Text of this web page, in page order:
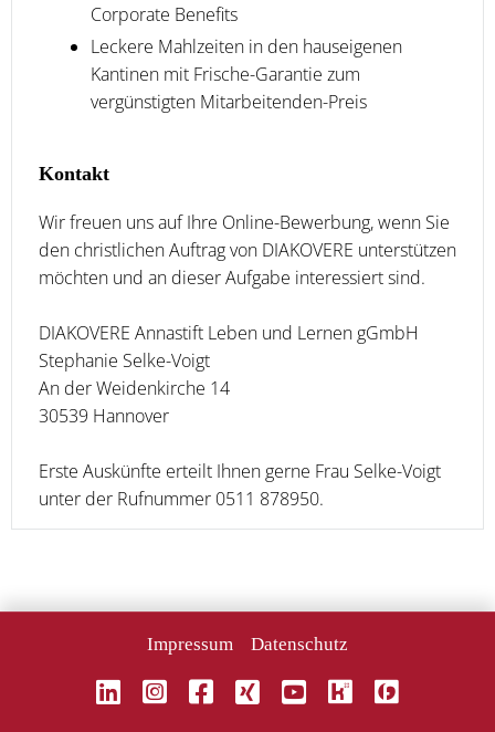
Corporate Benefits
Leckere Mahlzeiten in den hauseigenen
Kantinen mit Frische-Garantie zum
vergünstigten Mitarbeitenden-Preis
Kontakt
Wir freuen uns auf Ihre Online-Bewerbung, wenn Sie
den christlichen Auftrag von DIAKOVERE unterstützen
möchten und an dieser Aufgabe interessiert sind.
DIAKOVERE Annastift Leben und Lernen gGmbH
Stephanie Selke-Voigt
An der Weidenkirche 14
30539 Hannover
Erste Auskünfte erteilt Ihnen gerne Frau Selke-Voigt
unter der Rufnummer 0511 878950.
Impressum Datenschutz